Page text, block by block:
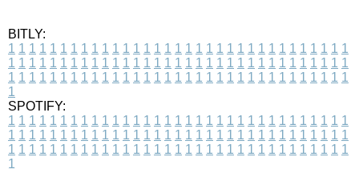
BITLY:
1 1 1 1 1 1 1 1 1 1 1 1 1 1 1 1 1 1 1 1 1 1 1 1 1 1 1 1 1 1 1 1 1
1 1 1 1 1 1 1 1 1 1 1 1 1 1 1 1 1 1 1 1 1 1 1 1 1 1 1 1 1 1 1 1 1
1 1 1 1 1 1 1 1 1 1 1 1 1 1 1 1 1 1 1 1 1 1 1 1 1 1 1 1 1 1 1 1 1
1
SPOTIFY:
1 1 1 1 1 1 1 1 1 1 1 1 1 1 1 1 1 1 1 1 1 1 1 1 1 1 1 1 1 1 1 1 1
1 1 1 1 1 1 1 1 1 1 1 1 1 1 1 1 1 1 1 1 1 1 1 1 1 1 1 1 1 1 1 1 1
1 1 1 1 1 1 1 1 1 1 1 1 1 1 1 1 1 1 1 1 1 1 1 1 1 1 1 1 1 1 1 1 1
1